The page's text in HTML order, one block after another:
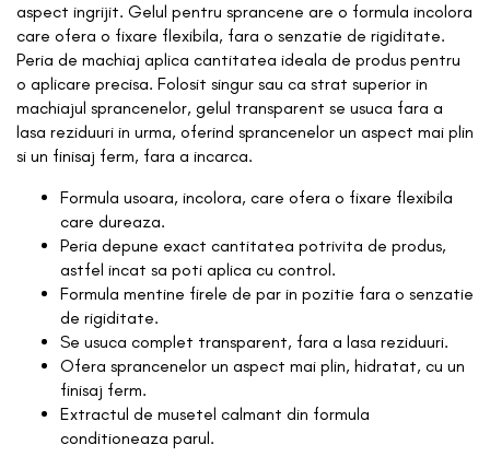
aspect ingrijit. Gelul pentru sprancene are o formula incolora
care ofera o fixare flexibila, fara o senzatie de rigiditate.
Peria de machiaj aplica cantitatea ideala de produs pentru
o aplicare precisa. Folosit singur sau ca strat superior in
machiajul sprancenelor, gelul transparent se usuca fara a
lasa reziduuri in urma, oferind sprancenelor un aspect mai plin
si un finisaj ferm, fara a incarca.
Formula usoara, incolora, care ofera o fixare flexibila
care dureaza.
Peria depune exact cantitatea potrivita de produs,
astfel incat sa poti aplica cu control.
Formula mentine firele de par in pozitie fara o senzatie
de rigiditate.
Se usuca complet transparent, fara a lasa reziduuri.
Ofera sprancenelor un aspect mai plin, hidratat, cu un
finisaj ferm.
Extractul de musetel calmant din formula
conditioneaza parul.